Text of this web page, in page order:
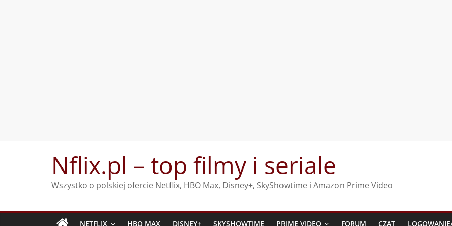
Nflix.pl – top filmy i seriale
Wszystko o polskiej ofercie Netflix, HBO Max, Disney+, SkyShowtime i Amazon Prime Video
NETFLIX HBO MAX DISNEY+ SKYSHOWTIME PRIME VIDEO FORUM CZAT